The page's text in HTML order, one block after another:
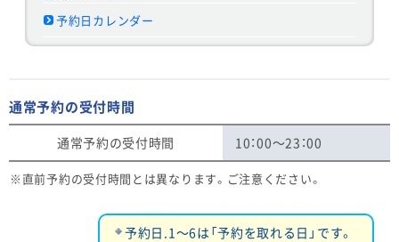
予約日カレンダー
通常予約の受付時間
通常予約の受付時間 10：00〜23：00
直前予約の受付時間とは異なります。ご注意ください。
予約日.1〜6は「予約を取れる日」です。